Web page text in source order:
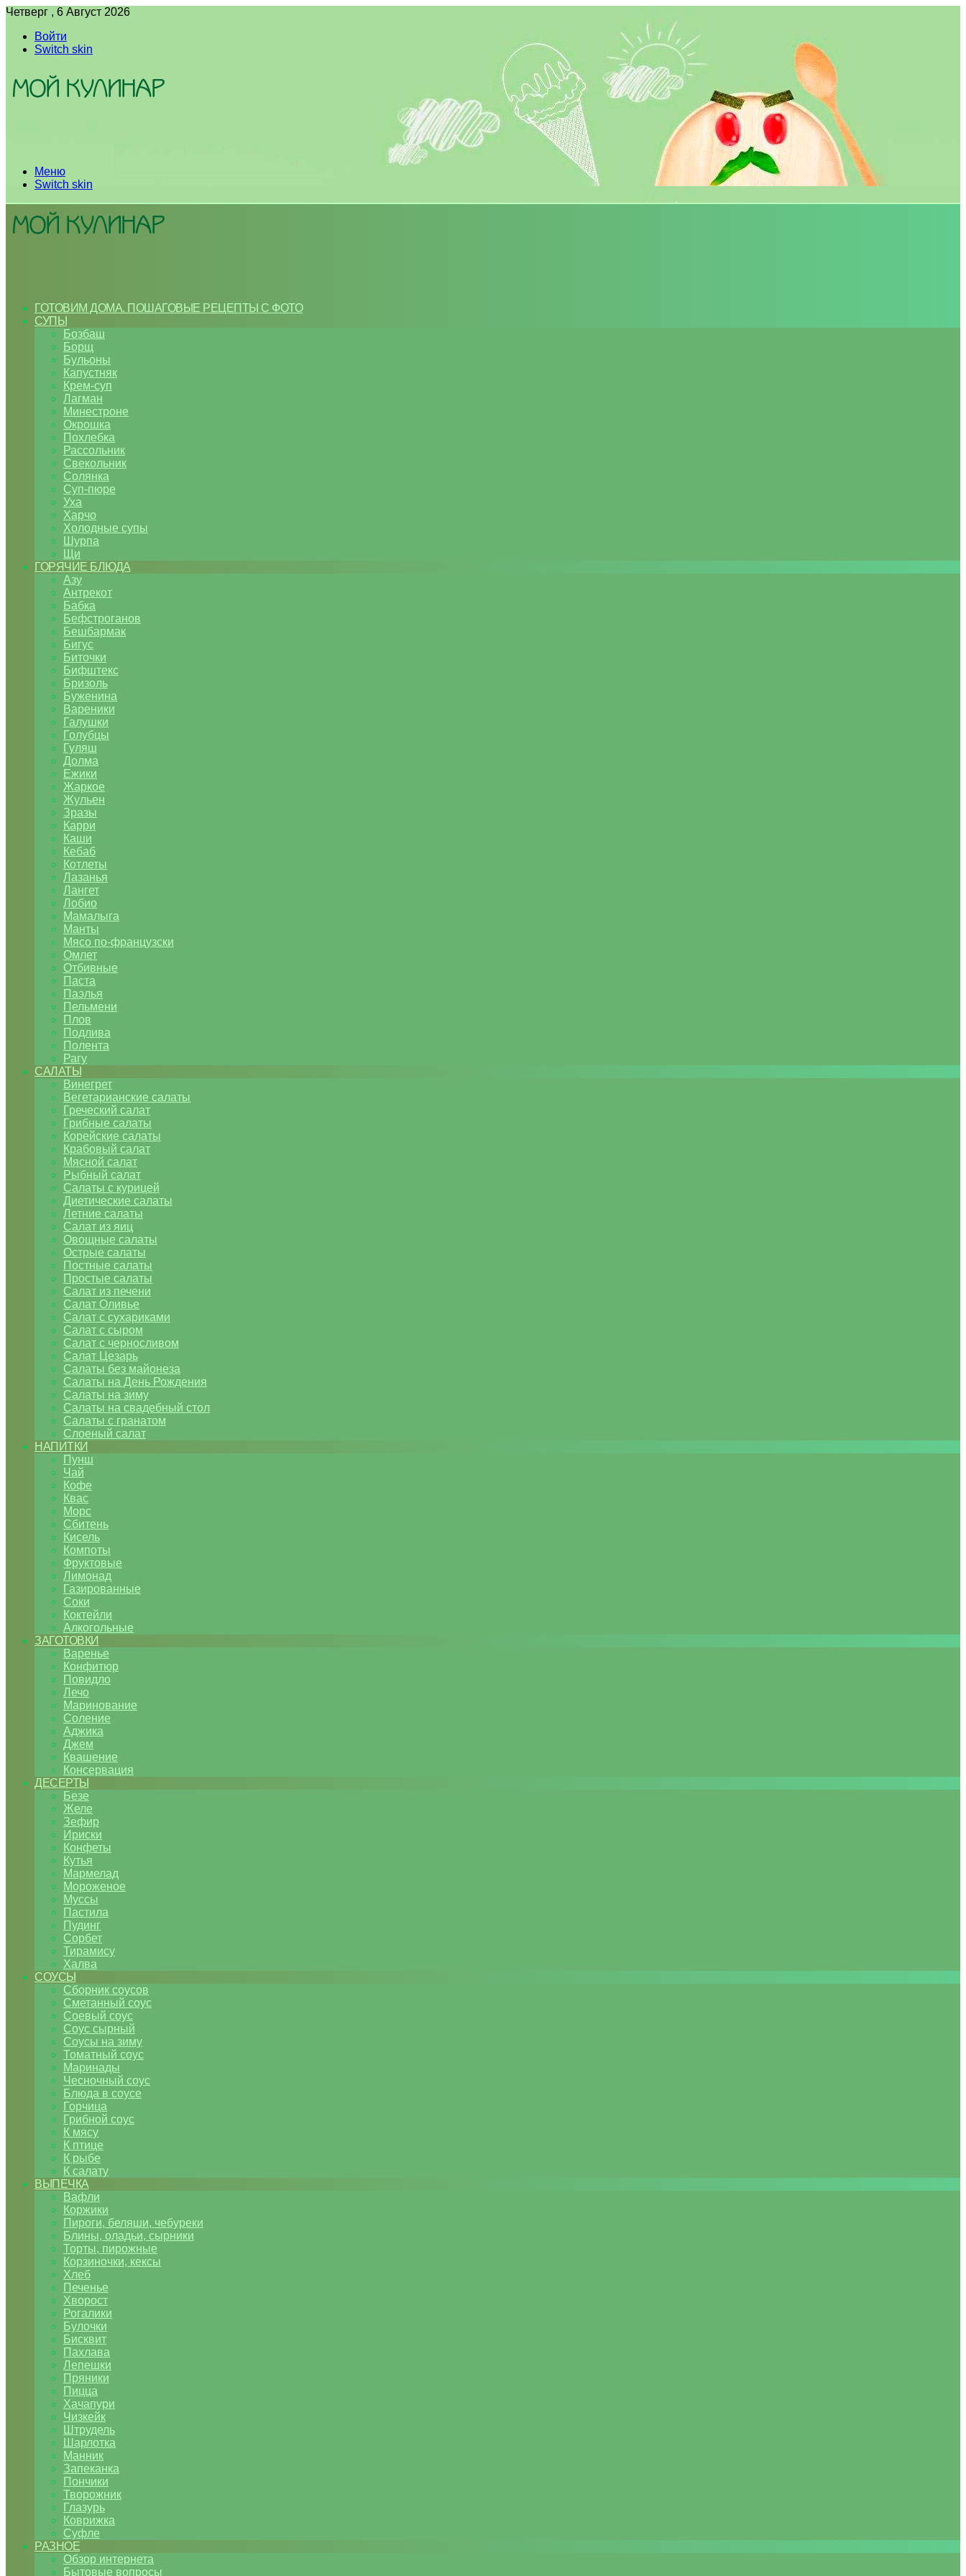
Четверг , 6 Август 2026
Войти
Switch skin
Меню
Switch skin
ГОТОВИМ ДОМА. ПОШАГОВЫЕ РЕЦЕПТЫ С ФОТО
СУПЫ
Бозбаш
Борщ
Бульоны
Капустняк
Крем-суп
Лагман
Минестроне
Окрошка
Похлебка
Рассольник
Свекольник
Солянка
Суп-пюре
Уха
Харчо
Холодные супы
Шурпа
Щи
ГОРЯЧИЕ БЛЮДА
Азу
Антрекот
Бабка
Бефстроганов
Бешбармак
Бигус
Биточки
Бифштекс
Бризоль
Буженина
Вареники
Галушки
Голубцы
Гуляш
Долма
Ежики
Жаркое
Жульен
Зразы
Карри
Каши
Кебаб
Котлеты
Лазанья
Лангет
Лобио
Мамалыга
Манты
Мясо по-французски
Омлет
Отбивные
Паста
Паэлья
Пельмени
Плов
Подлива
Полента
Рагу
САЛАТЫ
Винегрет
Вегетарианские салаты
Греческий салат
Грибные салаты
Корейские салаты
Крабовый салат
Мясной салат
Рыбный салат
Салаты с курицей
Диетические салаты
Летние салаты
Салат из яиц
Овощные салаты
Острые салаты
Постные салаты
Простые салаты
Салат из печени
Салат Оливье
Салат с сухариками
Салат с сыром
Салат с черносливом
Салат Цезарь
Салаты без майонеза
Салаты на День Рождения
Салаты на зиму
Салаты на свадебный стол
Салаты с гранатом
Слоеный салат
НАПИТКИ
Пунш
Чай
Кофе
Квас
Морс
Сбитень
Кисель
Компоты
Фруктовые
Лимонад
Газированные
Соки
Коктейли
Алкогольные
ЗАГОТОВКИ
Варенье
Конфитюр
Повидло
Лечо
Маринование
Соление
Аджика
Джем
Квашение
Консервация
ДЕСЕРТЫ
Безе
Желе
Зефир
Ириски
Конфеты
Кутья
Мармелад
Мороженое
Муссы
Пастила
Пудинг
Сорбет
Тирамису
Халва
СОУСЫ
Сборник соусов
Сметанный соус
Соевый соус
Соус сырный
Соусы на зиму
Томатный соус
Маринады
Чесночный соус
Блюда в соусе
Горчица
Грибной соус
К мясу
К птице
К рыбе
К салату
ВЫПЕЧКА
Вафли
Коржики
Пироги, беляши, чебуреки
Блины, оладьи, сырники
Торты, пирожные
Корзиночки, кексы
Хлеб
Печенье
Хворост
Рогалики
Булочки
Бисквит
Пахлава
Лепешки
Пряники
Пицца
Хачапури
Чизкейк
Штрудель
Шарлотка
Манник
Запеканка
Пончики
Творожник
Глазурь
Коврижка
Суфле
РАЗНОЕ
Обзор интернета
Бытовые вопросы